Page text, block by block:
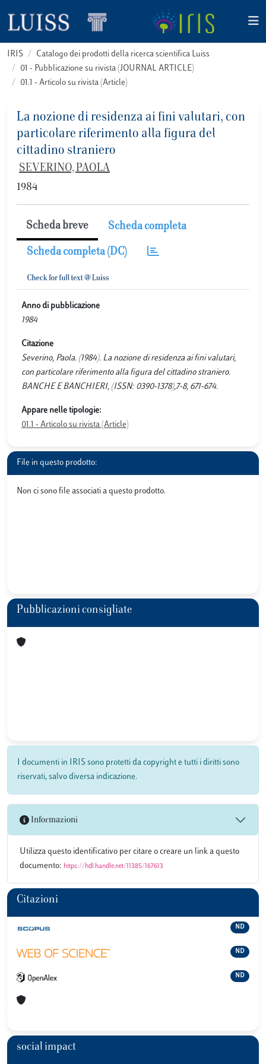
IRIS
Catalogo dei prodotti della ricerca scientifica Luiss
01 - Pubblicazione su rivista (JOURNAL ARTICLE)
01.1 - Articolo su rivista (Article)
La nozione di residenza ai fini valutari, con
particolare riferimento alla figura del
cittadino straniero
SEVERINO, PAOLA
1984
Scheda breve Scheda completa
Scheda completa (DC)
Anno di pubblicazione
1984
Citazione
Severino, Paola. (1984). La nozione di residenza ai fini valutari,
con particolare riferimento alla figura del cittadino straniero.
BANCHE E BANCHIERI, (ISSN: 0390-1378),7-8, 671-674.
Appare nelle tipologie:
01.1 - Articolo su rivista (Article)
File in questo prodotto:
Non ci sono file associati a questo prodotto.
Pubblicazioni consigliate
I documenti in IRIS sono protetti da copyright e tutti i diritti sono
riservati, salvo diversa indicazione.
Informazioni
Utilizza questo identificativo per citare o creare un link a questo
documento: https://hdl.handle.net/11385/167613
Citazioni
ND
ND
ND
social impact